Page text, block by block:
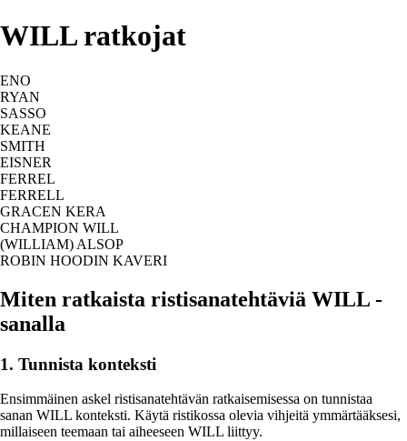
WILL ratkojat
ENO
RYAN
SASSO
KEANE
SMITH
EISNER
FERREL
FERRELL
GRACEN KERA
CHAMPION WILL
(WILLIAM) ALSOP
ROBIN HOODIN KAVERI
Miten ratkaista ristisanatehtäviä WILL -
sanalla
1. Tunnista konteksti
Ensimmäinen askel ristisanatehtävän ratkaisemisessa on tunnistaa
sanan WILL konteksti. Käytä ristikossa olevia vihjeitä ymmärtääksesi,
millaiseen teemaan tai aiheeseen WILL liittyy.